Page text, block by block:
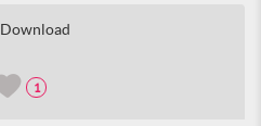
Download
1